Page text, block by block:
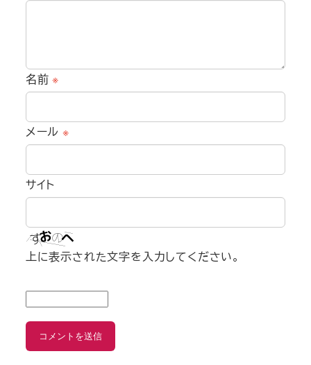
名前※
メール ※
サイト
上に表示された文字を入力してください。